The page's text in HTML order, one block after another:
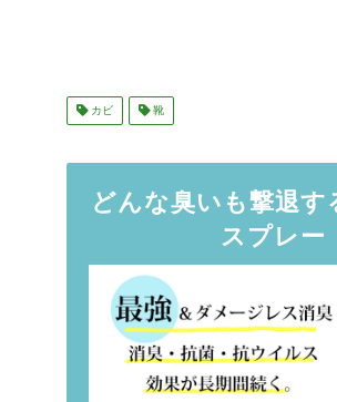
カビ 靴
どんな臭いも撃退す
スプレー